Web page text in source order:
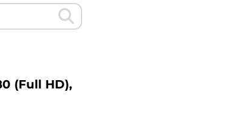
(Full HD),